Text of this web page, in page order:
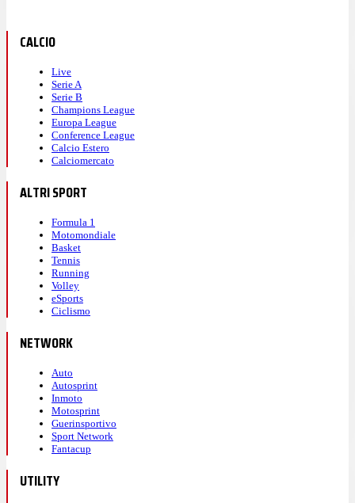
CALCIO
Live
Serie A
Serie B
Champions League
Europa League
Conference League
Calcio Estero
Calciomercato
ALTRI SPORT
Formula 1
Motomondiale
Basket
Tennis
Running
Volley
eSports
Ciclismo
NETWORK
Auto
Autosprint
Inmoto
Motosprint
Guerinsportivo
Sport Network
Fantacup
UTILITY